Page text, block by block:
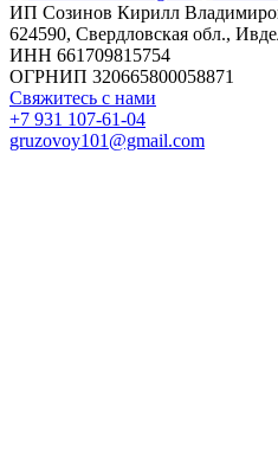
ИП Созинов Кирилл
624590, Свердловская обл.,
ИНН 661709815754
ОГРНИП 320665800058871
Свяжитесь с нами
+7 931 107-61-04
gruzovoy101@gmail.com